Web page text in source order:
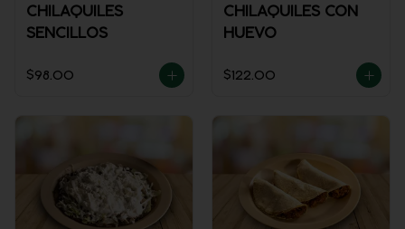
CHILAQUILES
SENCILLOS
$98.00
CHILAQUILES CON
HUEVO
$122.00